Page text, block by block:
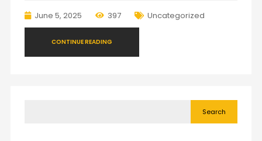
June 5, 2025 397 Uncategorized
CONTINUE READING
Search